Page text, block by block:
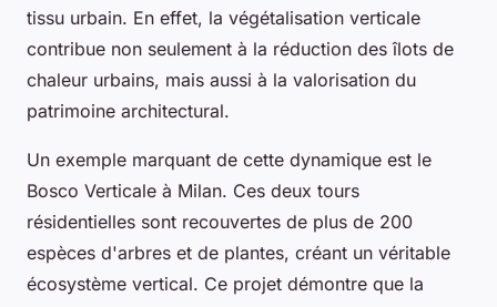
tissu urbain. En effet, la végétalisation verticale
contribue non seulement à la réduction des îlots de
chaleur urbains, mais aussi à la valorisation du
patrimoine architectural.
Un exemple marquant de cette dynamique est le
Bosco Verticale à Milan. Ces deux tours
résidentielles sont recouvertes de plus de 200
espèces d'arbres et de plantes, créant un véritable
écosystème vertical. Ce projet démontre que la